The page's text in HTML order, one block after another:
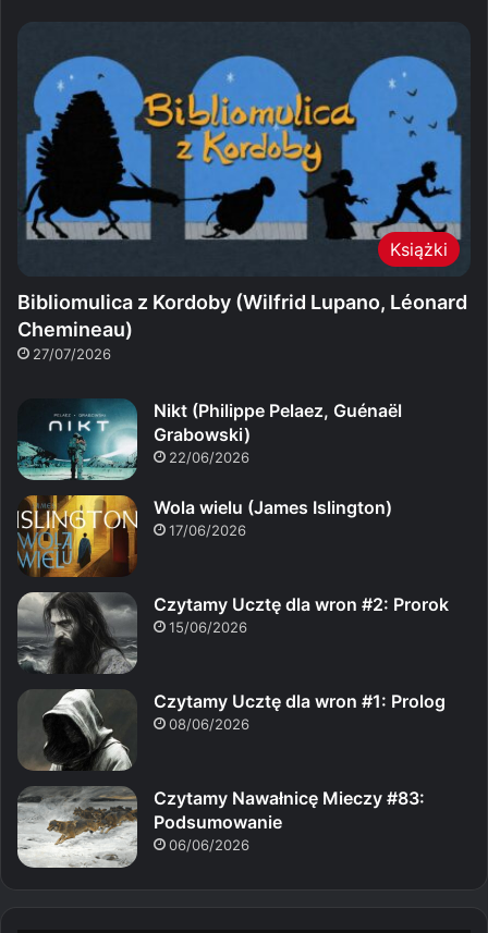
Książki
Bibliomulica z Kordoby (Wilfrid Lupano, Léonard
Chemineau)
27/07/2026
Nikt (Philippe Pelaez, Guénaël
Grabowski)
22/06/2026
Wola wielu (James Islington)
17/06/2026
Czytamy Ucztę dla wron #2: Prorok
15/06/2026
Czytamy Ucztę dla wron #1: Prolog
08/06/2026
Czytamy Nawałnicę Mieczy #83:
Podsumowanie
06/06/2026